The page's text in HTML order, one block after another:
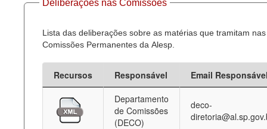
Deliberações nas Comissões
Lista das deliberações sobre as matérias que tramitam nas
Comissões Permanentes da Alesp.
Recursos Responsável
Email
Departamento
de Comissões
(DECO)
deco-